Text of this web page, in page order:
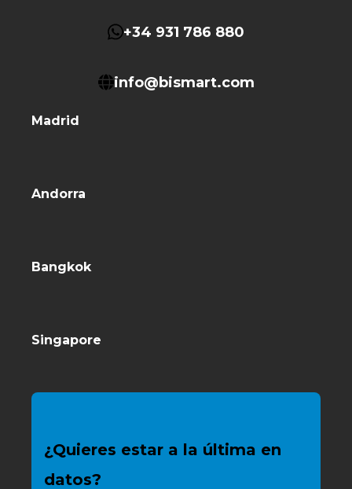
+34 931 786 880
info@bismart.com
Madrid
Andorra
Bangkok
Singapore
¿Quieres estar a la última en
datos?